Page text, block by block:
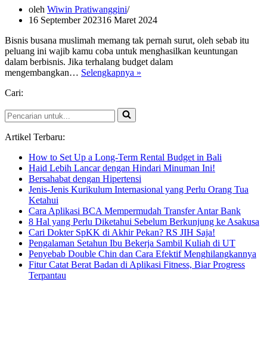
oleh Wiwin Pratiwanggini
16 September 202316 Maret 2024
Bisnis busana muslimah memang tak pernah surut, oleh sebab itu
peluang ini wajib kamu coba untuk menghasilkan keuntungan
dalam berbisnis. Jika terhalang budget dalam
mengembangkan… Selengkapnya »
Cari:
Pencarian
untuk...
Artikel Terbaru:
How to Set Up a Long-Term Rental Budget in Bali
Haid Lebih Lancar dengan Hindari Minuman Ini!
Bersahabat dengan Hipertensi
Jenis-Jenis Kurikulum Internasional yang Perlu Orang Tua
Ketahui
Cara Aplikasi BCA Mempermudah Transfer Antar Bank
8 Hal yang Perlu Diketahui Sebelum Berkunjung ke Asakusa
Cari Dokter SpKK di Akhir Pekan? RS JIH Saja!
Pengalaman Setahun Ibu Bekerja Sambil Kuliah di UT
Penyebab Double Chin dan Cara Efektif Menghilangkannya
Fitur Catat Berat Badan di Aplikasi Fitness, Biar Progress
Terpantau